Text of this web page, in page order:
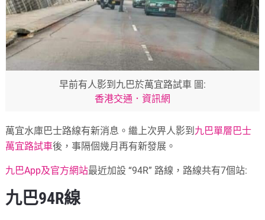
早前有人影到九巴於萬宜路試車 圖:
香港交通．資訊網
萬宜水庫巴士路線有新消息。繼上次畀人影到 九巴單層巴士
萬宜路試車後，事隔個幾月再有新發展。
九巴App及官方網站最近加設 “94R” 路線，路線共有7個站:
九巴94R線